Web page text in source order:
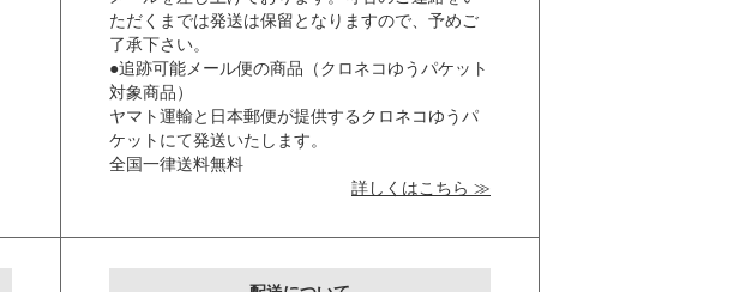
ただくまでは発送は保留となりますので、予めご
了承下さい。
●追跡可能メール便の商品（クロネコゆうパケット
対象商品）
ヤマト運輸と日本郵便が提供するクロネコゆうパ
ケットにて発送いたします。
全国一律送料無料
詳しくはこちら ≫